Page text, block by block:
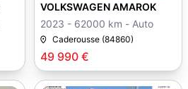
49 990 €
VOLKSWAGEN AMAROK
2023 - 62000 km - Auto
Caderousse (84860)